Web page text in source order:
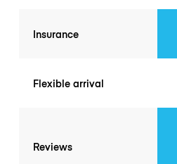
Insurance
Flexible arrival
Reviews